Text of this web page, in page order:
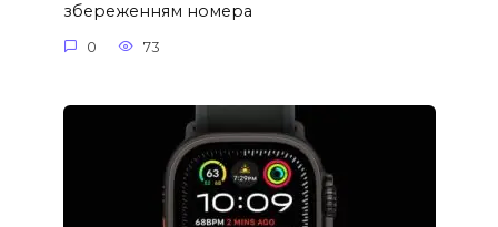
збереженням номера
0 73